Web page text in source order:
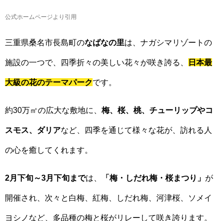
公式ホームページより引用
三重県桑名市長島町のなばなの里は、ナガシマリゾートの
施設の一つで、四季折々の美しい花々が咲き誇る、 日本最
大級の花のテーマパークです。
約30万㎡の広大な敷地に、 梅、桜、桃、チューリップやコ
スモス、ダリアなど、四季を通じて様々な花が、訪れる人
の心を癒してくれます。
2月下旬～3月下旬までは、 「梅・しだれ梅・桜まつり」 が
開催され、次々と白梅、紅梅、しだれ梅、河津桜、ソメイ
ヨシノなど、多品種の梅と桜がリレーして咲き誇ります。